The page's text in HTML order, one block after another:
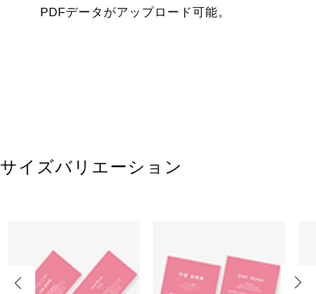
PDFデータがアップロード可能。
サイズバリエーション
Previous Next